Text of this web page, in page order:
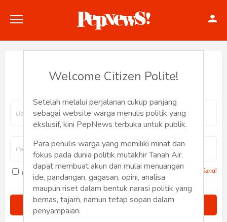
Politik
Hankam
Internasional
Bisnis
Hey, Welcome back.
Ingat saya Lupa Sandi
Welcome Citizen Polite!
Setelah melalui perjalanan cukup panjang
sebagai website warga menulis politik yang
ekslusif, kini PepNews terbuka untuk publik.
Para penulis warga yang memiliki minat dan
fokus pada dunia politik mutakhir Tanah Air,
dapat membuat akun dan mulai menuangan
ide, pandangan, gagasan, opini, analisa
maupun riset dalam bentuk narasi politik yang
bernas, tajam, namun tetap sopan dalam
penyampaian.